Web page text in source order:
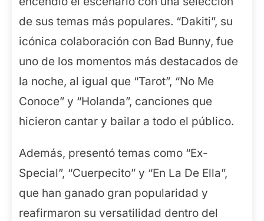
de sus temas más populares. “Dakiti”, su
icónica colaboración con Bad Bunny, fue
uno de los momentos más destacados de
la noche, al igual que “Tarot”, “No Me
Conoce” y “Holanda”, canciones que
hicieron cantar y bailar a todo el público.
Además, presentó temas como “Ex-
Special”, “Cuerpecito” y “En La De Ella”,
que han ganado gran popularidad y
reafirmaron su versatilidad dentro del